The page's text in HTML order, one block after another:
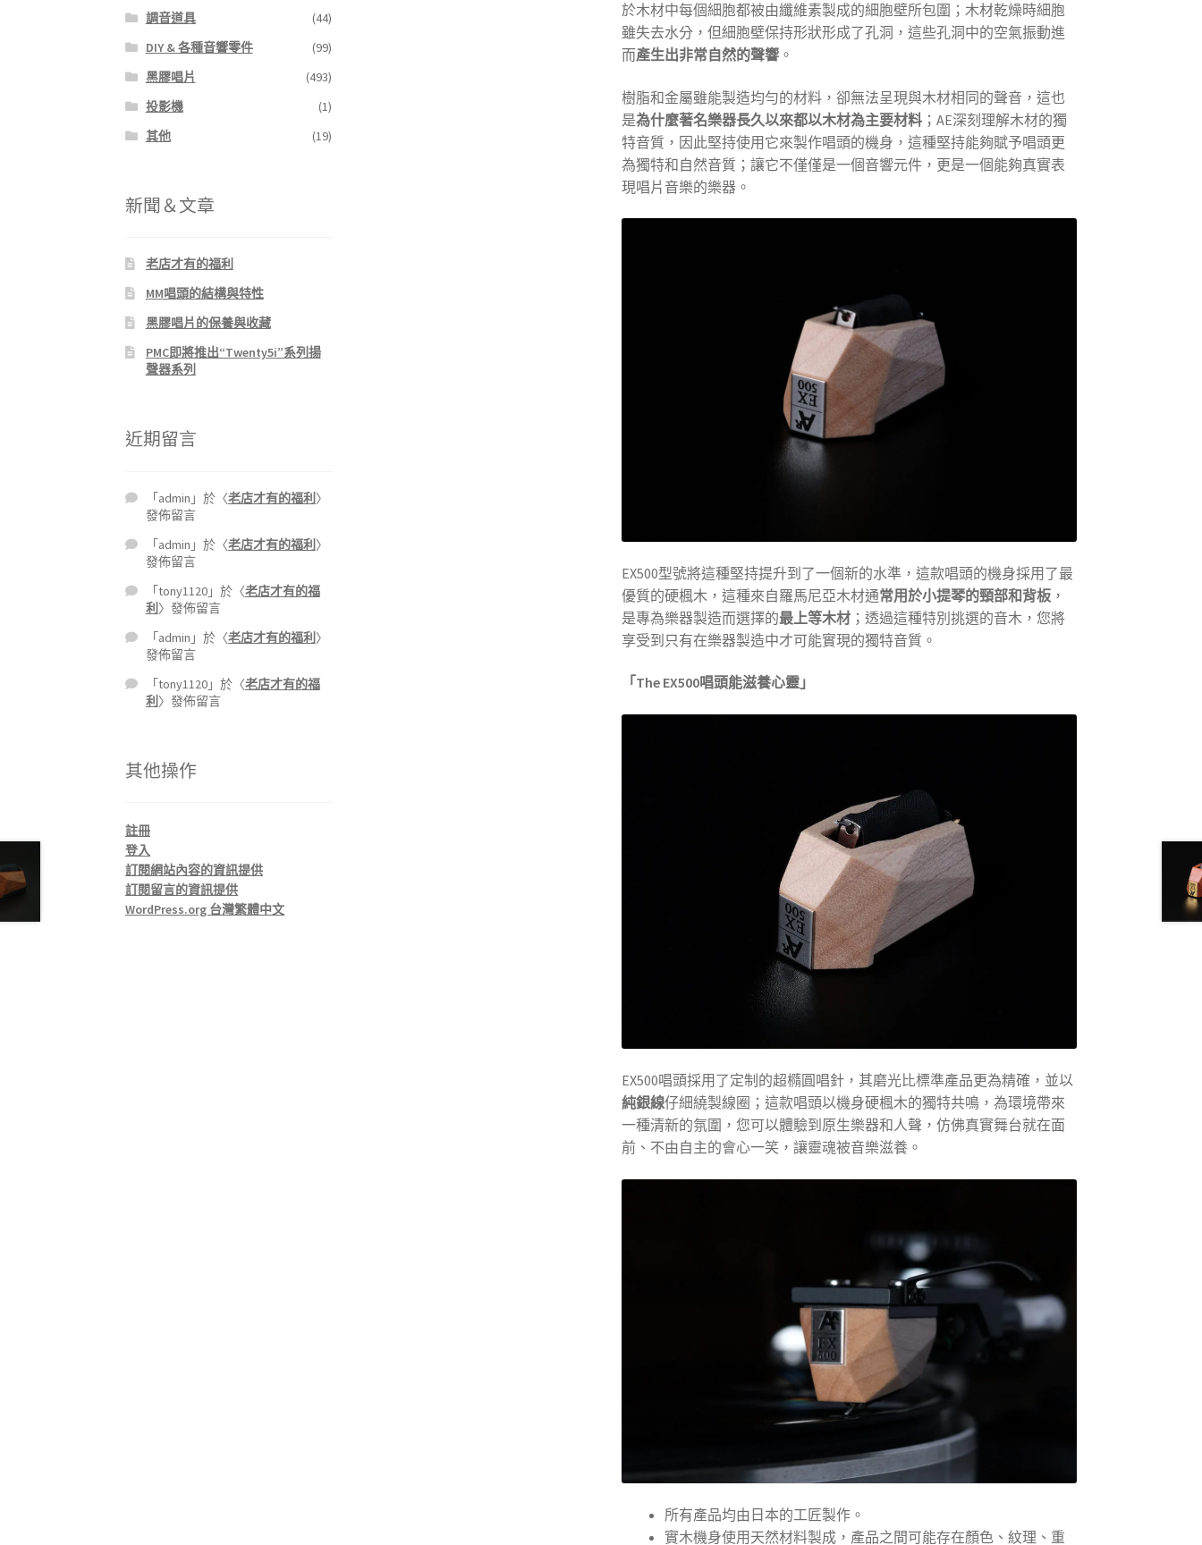
於木材中每個細胞都被由纖維素製成的細胞壁所包圍；木材乾燥時細胞
雖失去水分，但細胞壁保持形狀形成了孔洞，這些孔洞中的空氣振動進
而產生出非常自然的聲響 。
樹脂和金屬雖能製造均勻的材料，卻無法呈現與木材相同的聲音，這也
是為什麼著名樂器長久以來都以木材為主要材料 ；AE深刻理解木材的獨
特音質，因此堅持使用它來製作唱頭的機身，這種堅持能夠賦予唱頭更
為獨特和自然音質；讓它不僅僅是一個音響元件，更是一個能夠真實表
現唱片音樂的樂器。
EX500型號將這種堅持提升到了一個新的水準，這款唱頭的機身採用了最
優質的硬楓木，這種來自羅馬尼亞木材通常用於小提琴的頸部和背板 ，
是專為樂器製造而選擇的最上等木材 ；透過這種特別挑選的音木，您將
享受到只有在樂器製造中才可能實現的獨特音質。
「The EX500唱頭能滋養心靈 」
EX500唱頭採用了定制的超橢圓唱針，其磨光比標準產品更為精確，並以
純銀線仔細繞製線圈；這款唱頭以機身硬楓木的獨特共鳴，為環境帶來
一種清新的氛圍，您可以體驗到原生樂器和人聲，仿佛真實舞台就在面
前、不由自主的會心一笑，讓靈魂被音樂滋養。
所有產品均由日本的工匠製作。
實木機身使用天然材料製成，產品之間可能存在顏色、紋理、重
調音道具
(44)
DIY & 各種音響零件
(99)
黑膠唱片
(493)
投影機
(1)
其他
(19)
新聞＆文章
老店才有的福利
MM唱頭的結構與特性
黑膠唱片的保養與收藏
PMC即將推出“Twenty5i”系列揚
聲器系列
近期留言
「admin 」於〈老店才有的福利 〉
發佈留言
「admin 」於〈老店才有的福利 〉
發佈留言
「tony1120」於〈老店才有的福
利 〉發佈留言
「admin 」於〈老店才有的福利 〉
發佈留言
「tony1120」於〈老店才有的福
利 〉發佈留言
其他操作
註冊
登入
訂閱網站內容的資訊提供
訂閱留言的資訊提供
WordPress.org 台灣繁體中文